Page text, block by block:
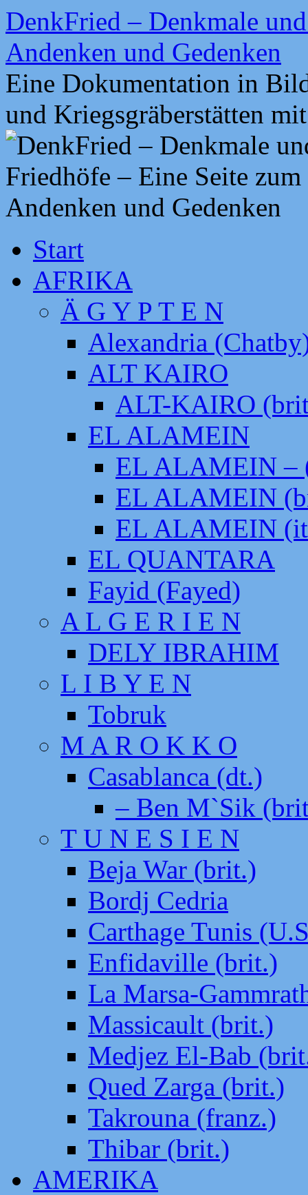
Zum
Inhalt
springen
DenkFried – Denkmale
Andenken und Gedenken
Eine Dokumentation in
und Kriegsgräberstätten
Start
AFRIKA
Ä G Y P T E N
Alexandria
ALT KAIRO
ALT-KAIRO
EL ALAMEIN
EL ALAMEIN –
EL ALAMEIN
EL ALAMEIN
EL QUANTARA
Fayid (Fayed)
A L G E R I E N
DELY IBRAHIM
L I B Y E N
Tobruk
M A R O K K O
Casablanca (dt.)
– Ben M`Sik
T U N E S I E N
Beja War (brit.)
Bordj Cedria
Carthage Tunis
Enfidaville (brit.)
La Marsa-
Massicault (brit.)
Medjez El-Bab
Qued Zarga (brit.)
Takrouna (franz.)
Thibar (brit.)
AMERIKA